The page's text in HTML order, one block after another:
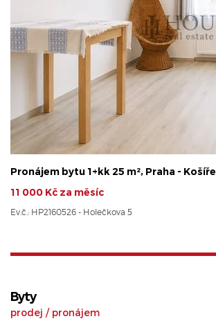
Pronájem bytu 1+kk 25 m², Praha - Košíře
11 000 Kč za měsíc
Ev.č.: HP2160526 - Holečkova 5
Byty
prodej / pronájem